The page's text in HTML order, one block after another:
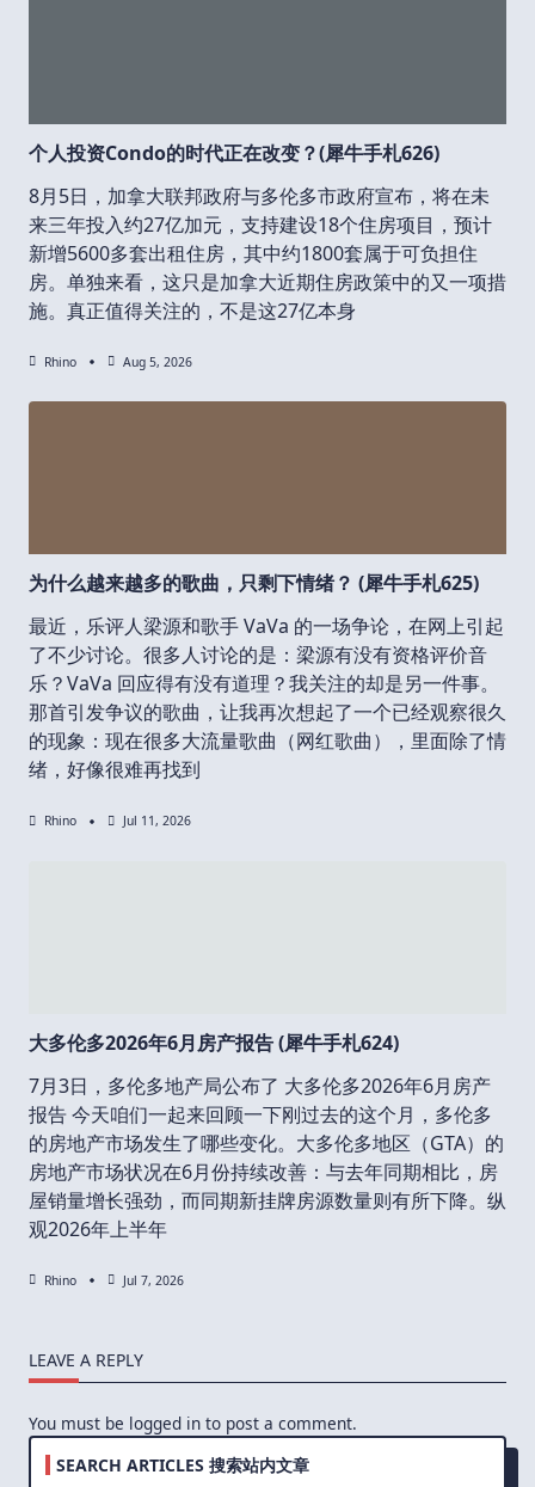
个人投资Condo的时代正在改变？(犀牛手札626)
8月5日，加拿大联邦政府与多伦多市政府宣布，将在未
来三年投入约27亿加元，支持建设18个住房项目，预计
新增5600多套出租住房，其中约1800套属于可负担住
房。单独来看，这只是加拿大近期住房政策中的又一项措
施。真正值得关注的，不是这27亿本身
Rhino Aug 5, 2026
为什么越来越多的歌曲，只剩下情绪？ (犀牛手札625)
最近，乐评人梁源和歌手 VaVa 的一场争论，在网上引起
了不少讨论。很多人讨论的是：梁源有没有资格评价音
乐？VaVa 回应得有没有道理？我关注的却是另一件事。
那首引发争议的歌曲，让我再次想起了一个已经观察很久
的现象：现在很多大流量歌曲（网红歌曲），里面除了情
绪，好像很难再找到
Rhino Jul 11, 2026
大多伦多2026年6月房产报告 (犀牛手札624)
7月3日，多伦多地产局公布了 大多伦多2026年6月房产
报告 今天咱们一起来回顾一下刚过去的这个月，多伦多
的房地产市场发生了哪些变化。大多伦多地区（GTA）的
房地产市场状况在6月份持续改善：与去年同期相比，房
屋销量增长强劲，而同期新挂牌房源数量则有所下降。纵
观2026年上半年
Rhino Jul 7, 2026
LEAVE A REPLY
You must be logged in to post a comment.
SEARCH ARTICLES 搜索站内文章